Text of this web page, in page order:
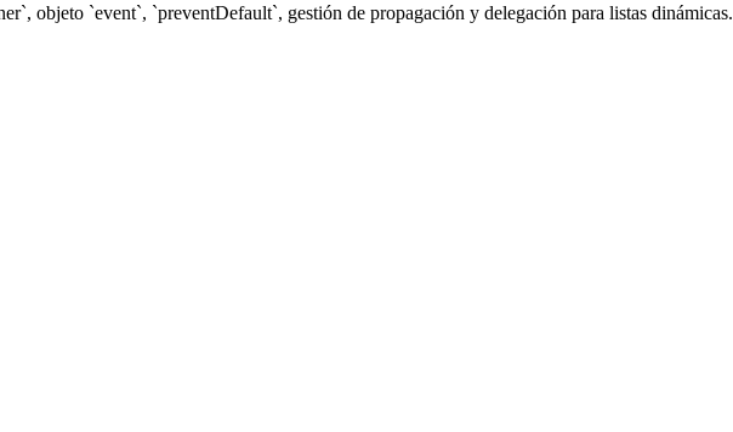
objeto `event`, `preventDefault`, gestión de propagación y delegación para listas dinámicas.